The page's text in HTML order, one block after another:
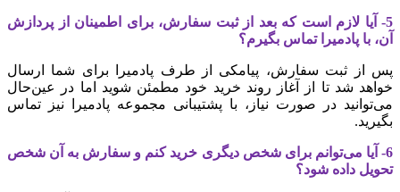
5- آیا لازم است که بعد از ثبت سفارش، برای اطمینان از پردازش
آن، با پادمیرا تماس بگیرم؟
پس از ثبت سفارش، پیامکی از طرف پادمیرا برای شما ارسال
خواهد شد تا از آغاز روند خرید خود مطمئن شوید اما در عین‌حال
می‌توانید در صورت نیاز، با پشتیبانی مجموعه پادمیرا نیز تماس
بگیرید.
6- آیا می‌توانم برای شخص دیگری خرید کنم و سفارش به آن شخص
تحویل داده شود؟